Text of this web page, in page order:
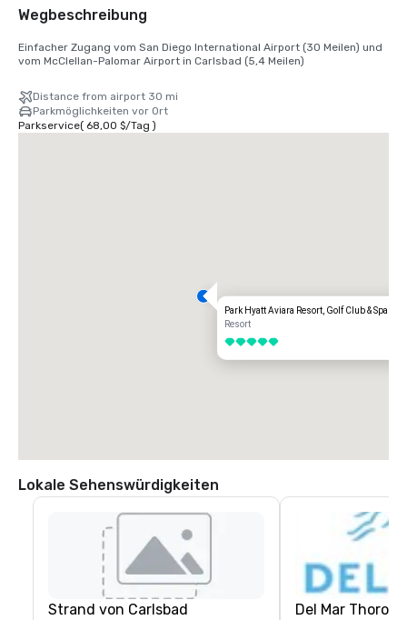
Wegbeschreibung
Einfacher Zugang vom San Diego International Airport (30 Meilen) und
vom McClellan-Palomar Airport in Carlsbad (5,4 Meilen)
Distance from airport 30 mi
Parkmöglichkeiten vor Ort
Parkservice( 68,00 $/Tag )
Park Hyatt Aviara Resort, Golf Club & Spa
Resort
5 von 5
Lokale Sehenswürdigkeiten
Strand von Carlsbad Del Mar